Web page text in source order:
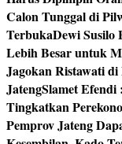
Calon Tunggal di
TerbukaDewi Susilo
Lebih Besar untuk
Jagokan Ristawati
JatengSlamet
Tingkatkan
Pemprov Jateng